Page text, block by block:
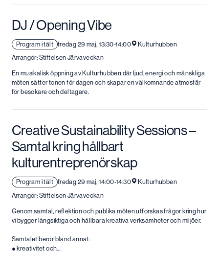
DJ / Opening Vibe
Program i tält fredag 29 maj, 13:30-14:00
Kulturhubben
Arrangör: Stiftelsen Järvaveckan
En musikalisk öppning av Kulturhubben där ljud, energi och mänskliga
möten sätter tonen för dagen och skapar en välkomnande atmosfär
för besökare och deltagare.
Creative Sustainability Sessions –
Samtal kring hållbart
kulturentreprenörskap
Program i tält fredag 29 maj, 14:00-14:30
Kulturhubben
Arrangör: Stiftelsen Järvaveckan
Genom samtal, reflektion och publika möten utforskas frågor kring hur
vi bygger långsiktiga och hållbara kreativa verksamheter och miljöer.
Samtalet berör bland annat:
● kreativitet och…